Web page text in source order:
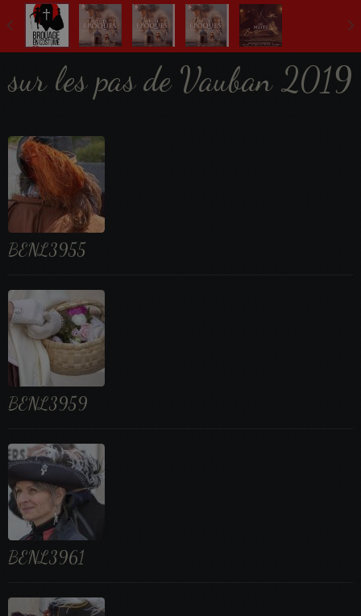
sur les pas de Vauban 2019
BENL3955
BENL3959
BENL3961